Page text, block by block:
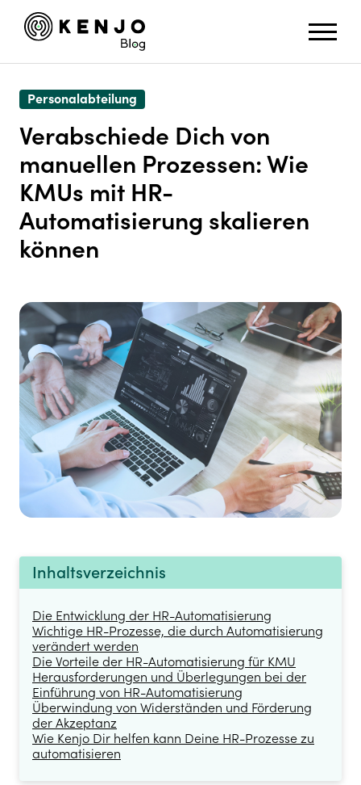
Personalabteilung
Verabschiede Dich von
manuellen Prozessen: Wie
KMUs mit HR-
Automatisierung skalieren
können
Inhaltsverzeichnis
Die Entwicklung der HR-Automatisierung
Wichtige HR-Prozesse, die durch Automatisierung
verändert werden
Die Vorteile der HR-Automatisierung für KMU
Herausforderungen und Überlegungen bei der
Einführung von HR-Automatisierung
Überwindung von Widerständen und Förderung
der Akzeptanz
Wie Kenjo Dir helfen kann Deine HR-Prozesse zu
automatisieren